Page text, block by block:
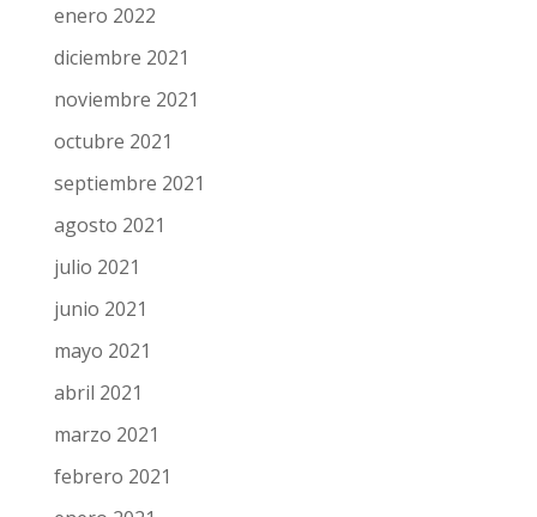
enero 2022
diciembre 2021
noviembre 2021
octubre 2021
septiembre 2021
agosto 2021
julio 2021
junio 2021
mayo 2021
abril 2021
marzo 2021
febrero 2021